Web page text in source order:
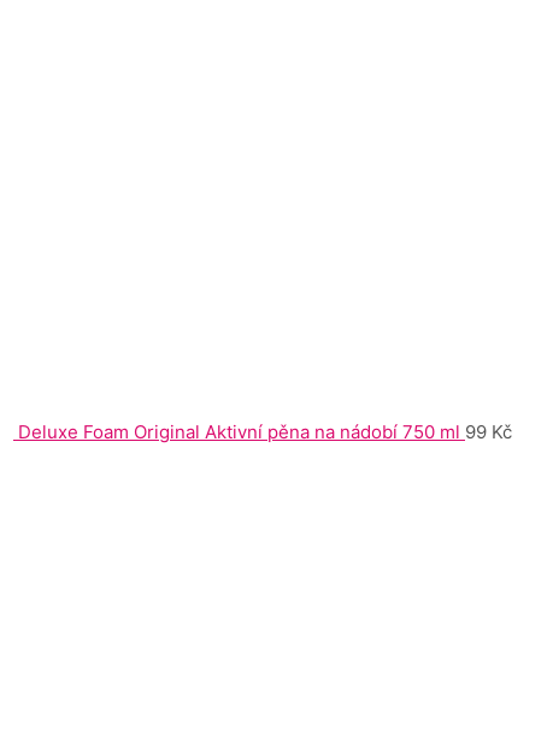
Deluxe Foam Original Aktivní pěna na nádobí 750 ml 99 Kč